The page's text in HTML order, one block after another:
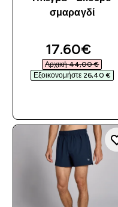
σμαραγδί
discounted
17.60€‎
Αρχική 44,00 €‎
Εξοικονομήστε 26,40 €‎